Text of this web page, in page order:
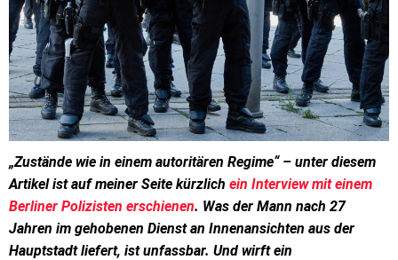
„Zustände wie in einem autoritären Regime“ – unter diesem
Artikel ist auf meiner Seite kürzlich ein Interview mit einem
Berliner Polizisten erschienen. Was der Mann nach 27
Jahren im gehobenen Dienst an Innenansichten aus der
Hauptstadt liefert, ist unfassbar. Und wirft ein